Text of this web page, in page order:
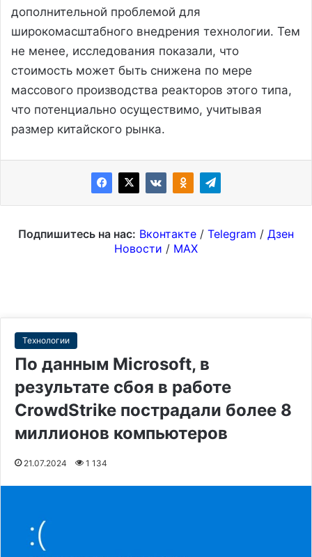
дополнительной проблемой для
широкомасштабного внедрения технологии. Тем
не менее, исследования показали, что
стоимость может быть снижена по мере
массового производства реакторов этого типа,
что потенциально осуществимо, учитывая
размер китайского рынка.
Подпишитесь на нас: Вконтакте / Telegram / Дзен
Новости / MAX